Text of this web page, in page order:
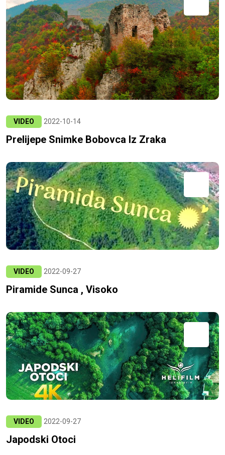
VIDEO 2022-10-14
Prelijepe Snimke Bobovca Iz Zraka
VIDEO 2022-09-27
Piramide Sunca , Visoko
VIDEO 2022-09-27
Japodski Otoci